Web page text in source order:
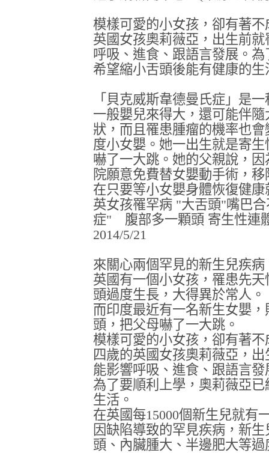
模樣可愛的小女孩，卻有著
英國女孩奧莉薇亞，出生前
呼吸、進食、跟語言發展。
希望縮小舌頭後能有健康的
「貝克威斯韋德曼氏症」是
一般嬰兒來得大，還可能伴
狀，而且罹患腫瘤的機率也
度小女嬰。她一出生就是寄
嚇了一大跳。她的父親說，
院願意免費替女嬰動手術，
在只要等小女嬰身體恢復健
英女孩罹罕病 "大舌頭"嘴巴
症" 腹部多一顆頭 寄生性連
2014/5/21
來關心兩個罕見的新生兒疾病
英國有一個小女孩，罹患先
頭過度生長，大得異於常人。
而印度最近有一名新生女嬰
頭，把父母嚇了一大跳。
模樣可愛的小女孩，卻有著
四歲的英國女孩奧莉薇亞，
能影響呼吸、進食、跟語言發
為了要順利上學，奧莉薇亞
生活。
在英國每15000個新生兒就有
因缺陷導致的罕見疾病，新
頭、內臟腫大、半邊肥大等